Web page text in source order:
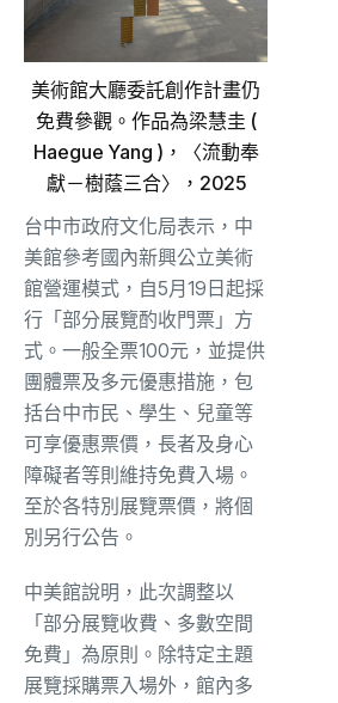
美術館大廳委託創作計畫仍
免費參觀。作品為梁慧圭 (
Haegue Yang )，〈流動奉
獻－樹蔭三合〉，2025
台中市政府文化局表示，中
美館參考國內新興公立美術
館營運模式，自5月19日起採
行「部分展覽酌收門票」方
式。一般全票100元，並提供
團體票及多元優惠措施，包
括台中市民、學生、兒童等
可享優惠票價，長者及身心
障礙者等則維持免費入場。
至於各特別展覽票價，將個
別另行公告。
中美館說明，此次調整以
「部分展覽收費、多數空間
免費」為原則。除特定主題
展覽採購票入場外，館內多